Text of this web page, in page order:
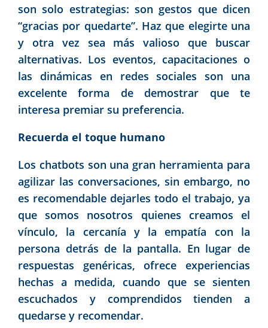
son solo estrategias: son gestos que dicen
“gracias por quedarte”. Haz que elegirte una
y otra vez sea más valioso que buscar
alternativas. Los eventos, capacitaciones o
las dinámicas en redes sociales son una
excelente forma de demostrar que te
interesa premiar su preferencia.
Recuerda el toque humano
Los chatbots son una gran herramienta para
agilizar las conversaciones, sin embargo, no
es recomendable dejarles todo el trabajo, ya
que somos nosotros quienes creamos el
vínculo, la cercanía y la empatía con la
persona detrás de la pantalla. En lugar de
respuestas genéricas, ofrece experiencias
hechas a medida, cuando que se sienten
escuchados y comprendidos tienden a
quedarse y recomendar.